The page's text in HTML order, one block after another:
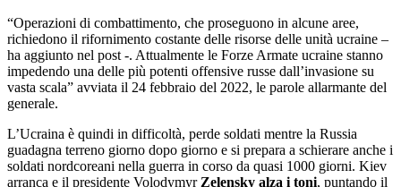
“Operazioni di combattimento, che proseguono in alcune aree,
richiedono il rifornimento costante delle risorse delle unità ucraine –
ha aggiunto nel post -. Attualmente le Forze Armate ucraine stanno
impedendo una delle più potenti offensive russe dall’invasione su
vasta scala” avviata il 24 febbraio del 2022, le parole allarmante del
generale.
L’Ucraina è quindi in difficoltà, perde soldati mentre la Russia
guadagna terreno giorno dopo giorno e si prepara a schierare anche i
soldati nordcoreani nella guerra in corso da quasi 1000 giorni. Kiev
arranca e il presidente Volodymyr Zelensky alza i toni, puntando il